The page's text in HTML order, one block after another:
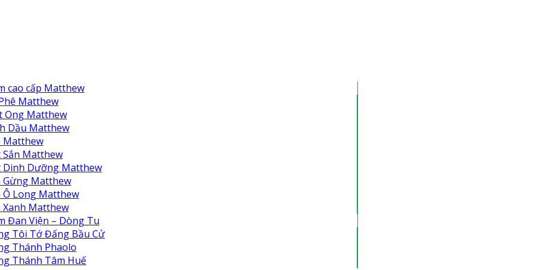
cao cấp Matthew
Matthew
Ong Matthew
Dầu Matthew
Matthew
Sắn Matthew
Dinh Dưỡng Matthew
Gừng Matthew
Ô Long Matthew
Xanh Matthew
Đan Viện – Dòng Tu
Tôi Tớ Đấng Bầu Cử
Thánh Phaolo
Thánh Tâm Huế